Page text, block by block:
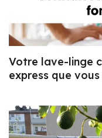
Votre lave-linge
express que